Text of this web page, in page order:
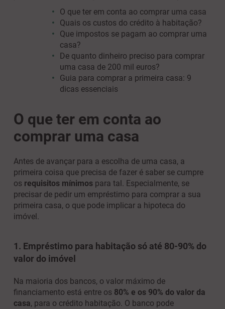
O que ter em conta ao comprar uma casa
Quais os custos do crédito à habitação?
Que impostos se pagam ao comprar uma
casa?
De quanto dinheiro preciso para comprar
uma casa de 200 mil euros?
Guia para comprar a primeira casa: 9
dicas essenciais
O que ter em conta ao
comprar uma casa
Antes de avançar para a escolha de uma casa, a
primeira coisa que precisa de fazer é saber se cumpre
os requisitos mínimos para tal. Especialmente, se
precisar de pedir um empréstimo para comprar a sua
primeira casa, o que pode implicar a hipoteca do
imóvel.
1. Empréstimo para habitação só até 80-90% do
valor do imóvel
Na maioria dos bancos, o valor máximo de
financiamento está entre os 80% e os 90% do valor da
casa, para o crédito habitação. O banco pode